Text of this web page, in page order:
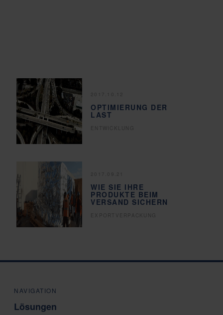
OPTIMIERUNG DER
LAST
2017.10.12
ENTWICKLUNG
WIE SIE IHRE
PRODUKTE BEIM
VERSAND SICHERN
2017.09.21
EXPORTVERPACKUNG
NAVIGATION
Lösungen